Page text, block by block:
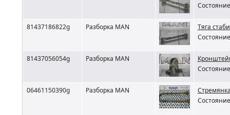
81437186822g Разборка MAN
Тяга
81437056054g Разборка MAN
06461150390g Разборка MAN